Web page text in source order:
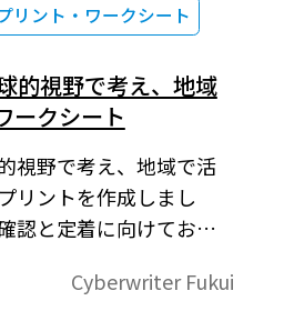
リント・ワークシート
的視野で考え、地域
ークシート
視野で考え、地域で活
リントを作成しまし
認と定着に向けてお役
のプリント等としてご
Cyberwriter Fukui